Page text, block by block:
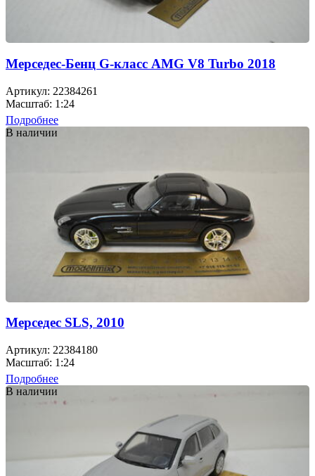
Мерседес-Бенц G-класс AMG V8 Turbo 2018
Артикул: 22384261
Масштаб: 1:24
Подробнее
В наличии
Мерседес SLS, 2010
Артикул: 22384180
Масштаб: 1:24
Подробнее
В наличии